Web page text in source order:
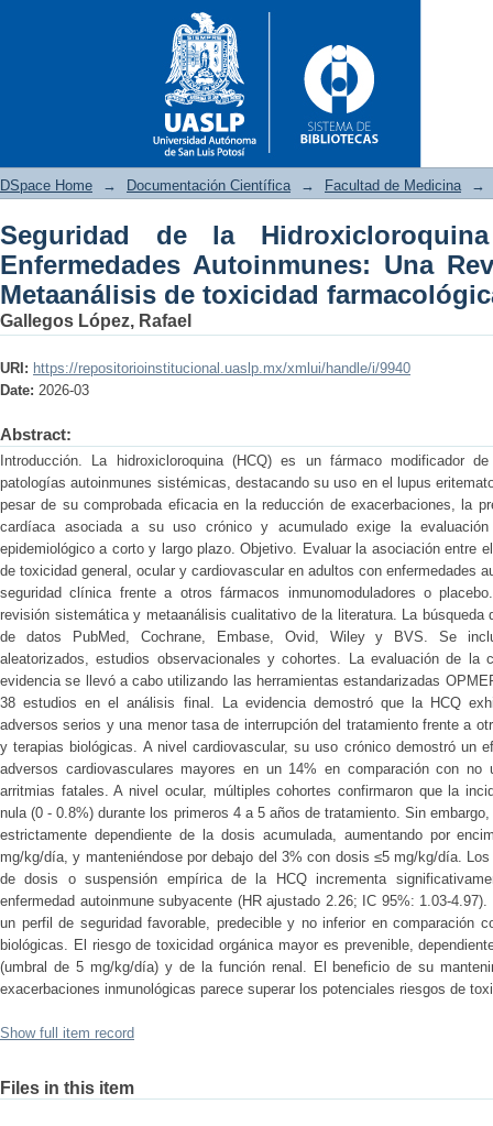
Seguridad de la
Una Revisión Sistemática y
DSpace Home → Documentación Científica → Facultad de Medicina →
Seguridad de la
Enfermedades Autoinmunes: Una
Metaanálisis de toxicidad
Gallegos López, Rafael
URI: https://repositorioinstitucional.uaslp.mx/xmlui/handle/i/9940
Date: 2026-03
Abstract:
Introducción. La hidroxicloroquina (HCQ) es un fármaco modificador
patologías autoinmunes sistémicas, destacando su uso en el lupus
pesar de su comprobada eficacia en la reducción de exacerbaciones, la
cardíaca asociada a su uso crónico y acumulado exige la
epidemiológico a corto y largo plazo. Objetivo. Evaluar la asociación entre
de toxicidad general, ocular y cardiovascular en adultos con enfermedades
seguridad clínica frente a otros fármacos inmunomoduladores o
revisión sistemática y metaanálisis cualitativo de la literatura. La búsqueda
de datos PubMed, Cochrane, Embase, Ovid, Wiley y BVS. Se
aleatorizados, estudios observacionales y cohortes. La evaluación de la
evidencia se llevó a cabo utilizando las herramientas estandarizadas
38 estudios en el análisis final. La evidencia demostró que la HCQ
adversos serios y una menor tasa de interrupción del tratamiento frente a
y terapias biológicas. A nivel cardiovascular, su uso crónico demostró un
adversos cardiovasculares mayores en un 14% en comparación con
arritmias fatales. A nivel ocular, múltiples cohortes confirmaron que la
nula (0 - 0.8%) durante los primeros 4 a 5 años de tratamiento. Sin
estrictamente dependiente de la dosis acumulada, aumentando por
mg/kg/día, y manteniéndose por debajo del 3% con dosis ≤5 mg/kg/día.
de dosis o suspensión empírica de la HCQ incrementa
enfermedad autoinmune subyacente (HR ajustado 2.26; IC 95%: 1.03-
un perfil de seguridad favorable, predecible y no inferior en comparación
biológicas. El riesgo de toxicidad orgánica mayor es prevenible,
(umbral de 5 mg/kg/día) y de la función renal. El beneficio de su
exacerbaciones inmunológicas parece superar los potenciales riesgos de
Show full item record
Files in this item